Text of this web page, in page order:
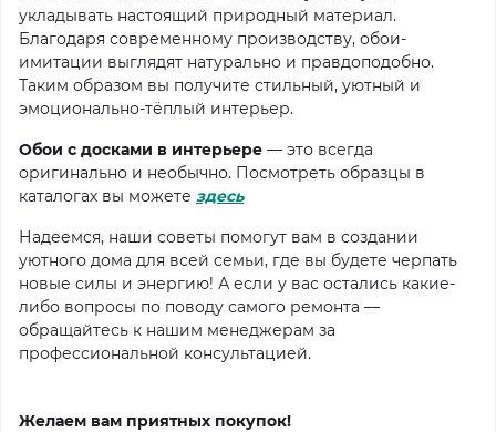
укладывать настоящий природный материал.
Благодаря современному производству, обои-
имитации выглядят натурально и правдоподобно.
Таким образом вы получите стильный, уютный и
эмоционально-тёплый интерьер.
Обои с досками в интерьерe — это всегда
оригинально и необычно. Посмотреть образцы в
каталогах вы можете здесь
Надеемся, наши советы помогут вам в создании
уютного дома для всей семьи, где вы будете черпать
новые силы и энергию! А если у вас остались какие-
либо вопросы по поводу самого ремонта —
обращайтесь к нашим менеджерам за
профессиональной консультацией.
Желаем вам приятных покупок!